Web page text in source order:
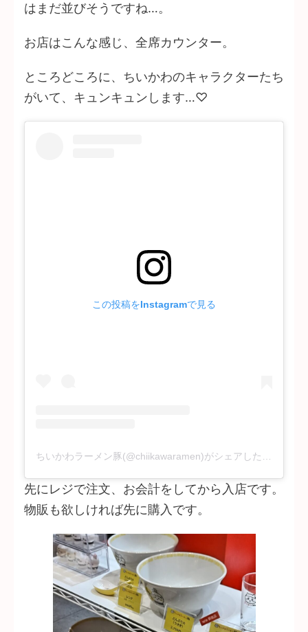
はまだ並びそうですね…。
お店はこんな感じ、全席カウンター。
ところどころに、ちいかわのキャラクターたち
がいて、キュンキュンします…♡
この投稿をInstagramで見る
先にレジで注文、お会計をしてから入店です。
物販も欲しければ先に購入です。